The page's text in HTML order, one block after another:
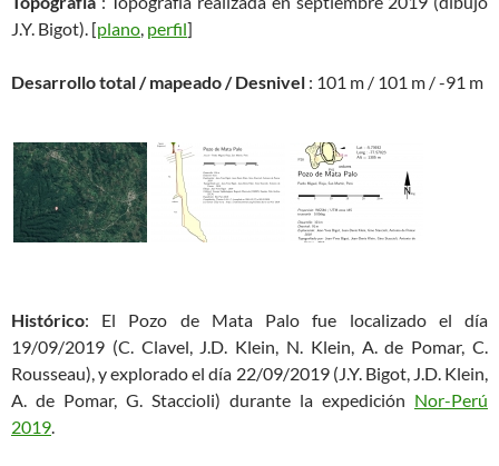
J.Y. Bigot). [plano, perfil]
Desarrollo total / mapeado / Desnivel : 101 m / 101 m / -91 m
Histórico: El Pozo de Mata Palo fue localizado el día
19/09/2019 (C. Clavel, J.D. Klein, N. Klein, A. de Pomar, C.
Rousseau), y explorado el día 22/09/2019 (J.Y. Bigot, J.D. Klein,
A. de Pomar, G. Staccioli) durante la expedición Nor-Perú
2019.